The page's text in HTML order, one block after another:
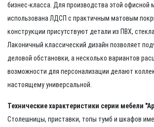
бизнес-класса. Для производства этой офисной
использована ЛДСП с практичным матовым
конструкции присутствуют детали из ПВХ,
Лаконичный классический дизайн позволяет
деловой обстановки, а несколько вариантов
возможности для персонализации делают
настоящему универсальной.
Технические характеристики серии мебели
Столешницы, приставки, топы тумб и шкафов